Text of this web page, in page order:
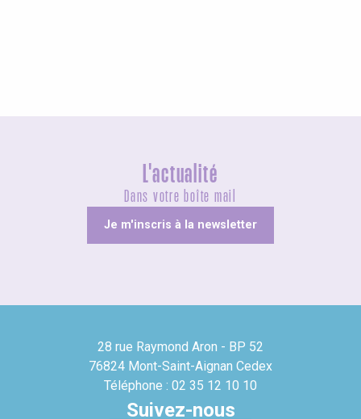
L'actualité
Dans votre boîte mail
Je m'inscris à la newsletter
28 rue Raymond Aron - BP 52
76824 Mont-Saint-Aignan Cedex
Téléphone : 02 35 12 10 10
Suivez-nous